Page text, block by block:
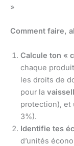
»
Comment faire,
Calcule ton «
chaque
les droits de
pour la
protection), et
3%).
Identifie tes
d’unités